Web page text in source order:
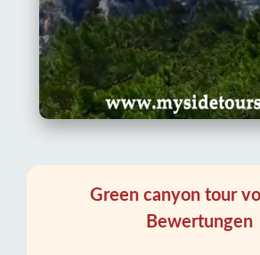
Green canyon tour
Bewertungen